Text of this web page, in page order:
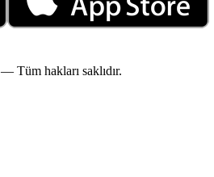
— Tüm hakları saklıdır.